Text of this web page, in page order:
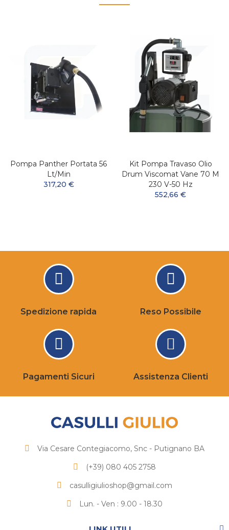
Pompa Panther Portata 56
Lt/min
317,20 €
Kit Pompa Travaso Olio
Drum Viscomat Vane 70 M
230 V-50 Hz
552,66 €
Spedizione rapida Reso Possibile
Pagamenti Sicuri Assistenza Clienti
Via Cesare Contegiacomo, Snc - Putignano BA
(+39) 080 405 2758
casulligiulioshop@gmail.com
Lun. - Ven : 9.00 - 18.30